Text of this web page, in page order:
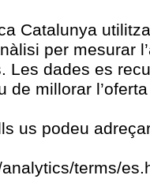
Catalunya
per mesurar
Les dades es
de millorar
us podeu
terms/